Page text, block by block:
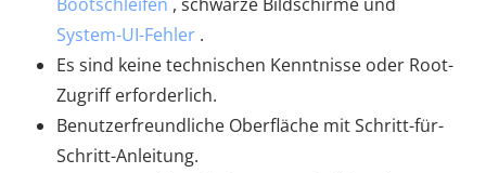
System-UI-Fehler .
Es sind keine technischen Kenntnisse oder Root-
Zugriff erforderlich.
Benutzerfreundliche Oberfläche mit Schritt-für-
Schritt-Anleitung.